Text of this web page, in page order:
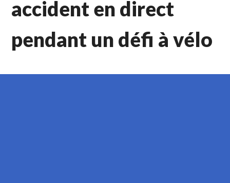
accident en direct
pendant un défi à vélo